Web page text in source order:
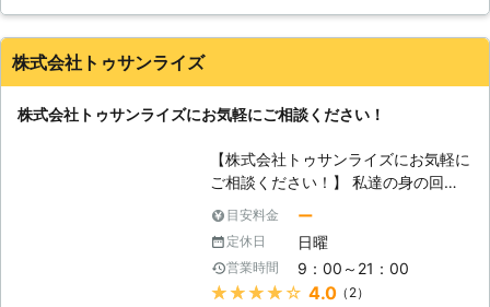
つくられていますが、大きな衝撃を与
えてしまうことで破損してしまうこと
障してしまうことでデータが失われて
しまったり、パソコンが起動しなくな
るトラブルが起きてしまいますので、
衝撃を与えないように扱う必要があり
ます。また、ハードディスクはウイル
スや人為的ミスで倫理障害を受けてし
まう場合もあります。もし、パソコン
を起動するときに異音が聞こえて来た
り、起動しなくなってしまったという
た。今後も何かあったときは是非こちらを利用したいです。
大阪府 大阪市西区 2016年11月30日
株式会社トゥサンライズ
株式会社トゥサンライズにお気軽にご相談ください！
【株式会社トゥサンライズにお気軽に
ご相談ください！】 私達の身の回り
では沢山のパソコンが使われていま
す。最初は計算機としての用途が主で
したが、現在ではそれにとどまらず、
様々な役割が与えられています。例え
ば、動画プレーヤーや音楽プレーヤー
目安料金 ー
定休日 日曜
営業時間 9：00～21：00
★★★★★ 4.0（2）